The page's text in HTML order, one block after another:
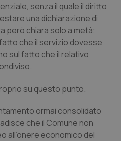
di Bolzano
di Trento
Rettocolite Ulcerosa
senza il quale il diritto
una dichiarazione di
però chiara solo a metà:
che il servizio dovesse
sul fatto che il relativo
su questo punto.
ormai consolidato
che il Comune non
all’onere economico del